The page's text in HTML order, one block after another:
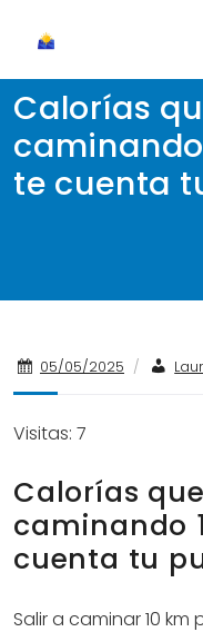
content
Calorías
te cuenta
05/05/2025 /
Visitas: 7
Calorías
caminando
cuenta tu
Salir a caminar 10